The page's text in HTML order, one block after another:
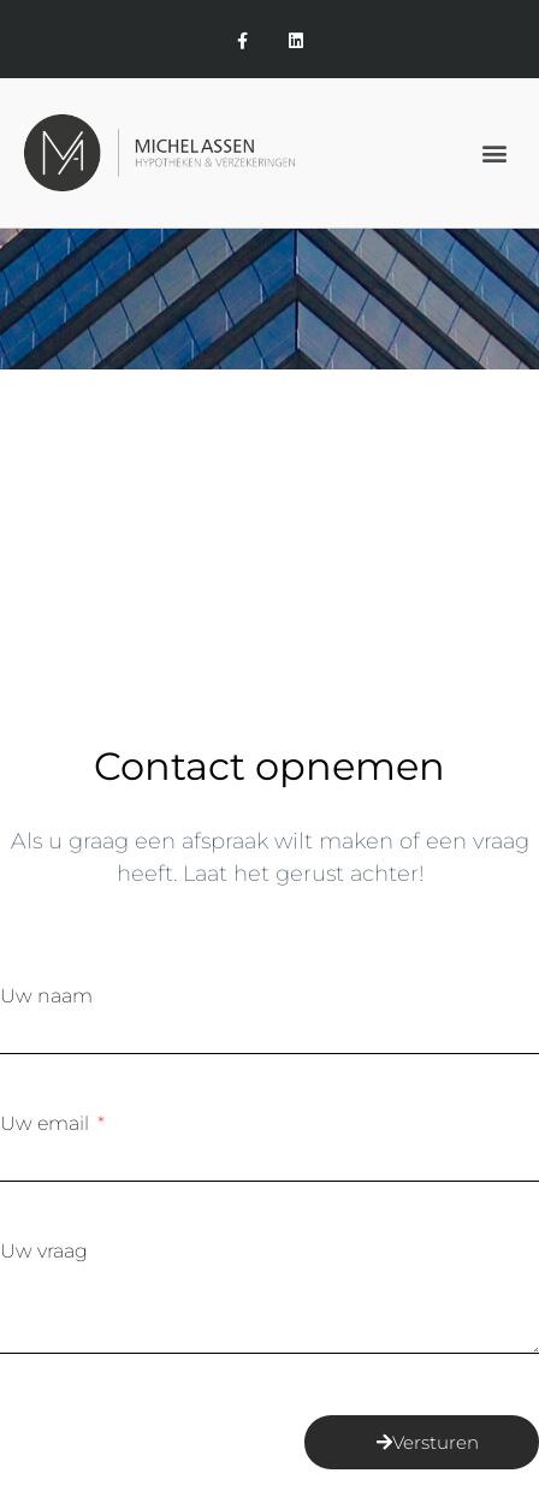
Contact opnemen
Als u graag een afspraak wilt maken of een vraag
heeft. Laat het gerust achter!
Uw naam
Uw email
Uw vraag
Versturen